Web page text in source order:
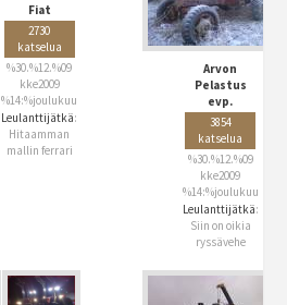
Fiat
2730
katselua
%30.%12.%09
kke2009
%14:%joulukuu
Leulanttijätkä:
Hitaamman
mallin ferrari
Arvon
Pelastus
evp.
3854
katselua
%30.%12.%09
kke2009
%14:%joulukuu
Leulanttijätkä:
Siin on oikia
ryssävehe